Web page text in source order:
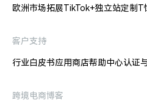
欧洲市场拓展TikTok+独立站定制T
客户支持
行业白皮书应用商店帮助中心认证
跨境电商博客